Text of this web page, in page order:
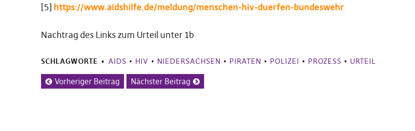
[5] https://www.aidshilfe.de/meldung/menschen-hiv-duerfen-bundeswehr
Nachtrag des Links zum Urteil unter 1b
SCHLAGWORTE AIDS • HIV • NIEDERSACHSEN • PIRATEN • POLIZEI • PROZESS • URTEIL
Vorheriger Beitrag Nächster Beitrag